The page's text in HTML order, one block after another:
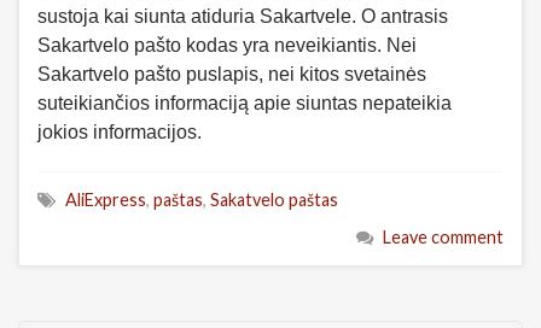
sustoja kai siunta atiduria Sakartvele. O antrasis
Sakartvelo pašto kodas yra neveikiantis. Nei
Sakartvelo pašto puslapis, nei kitos svetainės
suteikiančios informaciją apie siuntas nepateikia
jokios informacijos.
AliExpress, paštas, Sakatvelo paštas
Leave comment